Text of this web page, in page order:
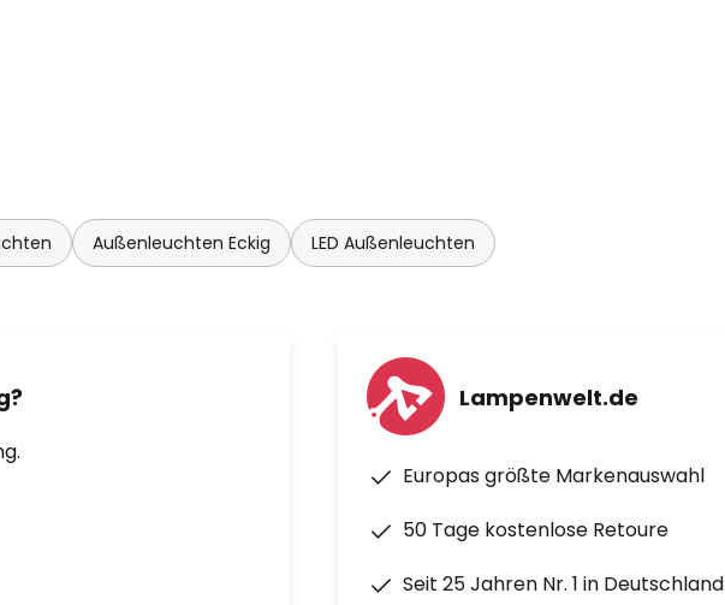
Außenleuchten Eckig LED Außenleuchten
Lampenwelt.de
Europas größte Markenauswahl
50 Tage kostenlose Retoure
Seit 25 Jahren Nr. 1 in Deutschland